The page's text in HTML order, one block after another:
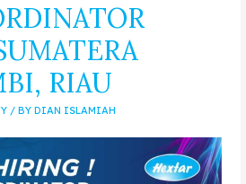
RIAU
/ BY DIAN ISLAMIAH